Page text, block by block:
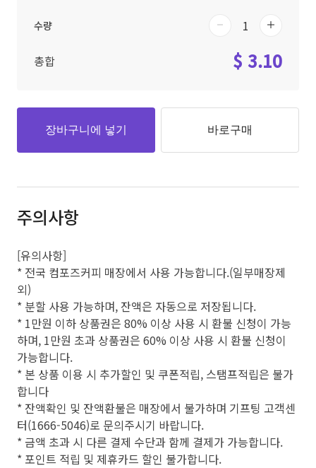
수량
총합 $ 3.10
장바구니에 넣기 바로구매
주의사항
[유의사항]
* 전국 컴포즈커피 매장에서 사용 가능합니다.(일부매장제
외)
* 분할 사용 가능하며, 잔액은 자동으로 저장됩니다.
* 1만원 이하 상품권은 80% 이상 사용 시 환불 신청이 가능
하며, 1만원 초과 상품권은 60% 이상 사용 시 환불 신청이
가능합니다.
* 본 상품 이용 시 추가할인 및 쿠폰적립, 스탬프적립은 불가
합니다
* 잔액확인 및 잔액환불은 매장에서 불가하며 기프팅 고객센
터(1666-5046)로 문의주시기 바랍니다.
* 금액 초과 시 다른 결제 수단과 함께 결제가 가능합니다.
* 포인트 적립 및 제휴카드 할인 불가합니다.